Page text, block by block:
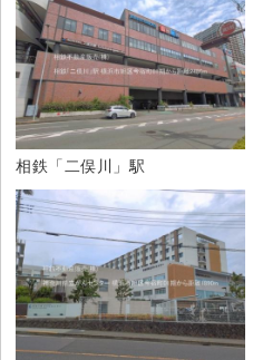
相鉄「二俣川」駅